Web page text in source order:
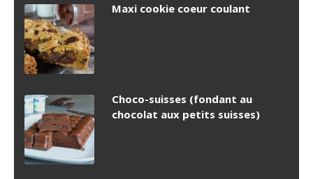
Maxi cookie coeur coulant
Choco-suisses (fondant au
chocolat aux petits suisses)